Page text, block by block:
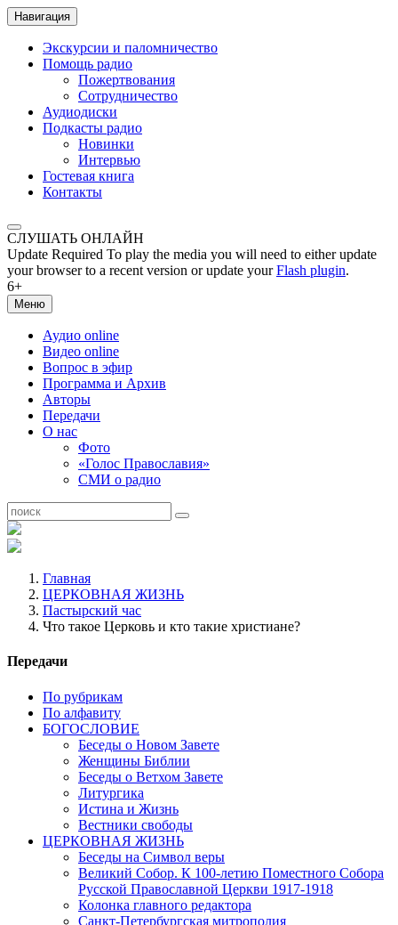
Навигация
Экскурсии и паломничество
Помощь радио
Пожертвования
Сотрудничество
Аудиодиски
Подкасты радио
Новинки
Интервью
Гостевая книга
Контакты
СЛУШАТЬ ОНЛАЙН
Update Required To play the media you will need to either update
your browser to a recent version or update yourFlash plugin.
6+
Меню
Аудио online
Видео online
Вопрос в эфир
Программа и Архив
Авторы
Передачи
О нас
Фото
«Голос Православия»
СМИ о радио
Главная
ЦЕРКОВНАЯ ЖИЗНЬ
Пастырский час
Что такое Церковь и кто такие христиане?
Передачи
По рубрикам
По алфавиту
БОГОСЛОВИЕ
Беседы о Новом Завете
Женщины Библии
Беседы о Ветхом Завете
Литургика
Истина и Жизнь
Вестники свободы
ЦЕРКОВНАЯ ЖИЗНЬ
Беседы на Символ веры
Великий Собор. К 100-летию Поместного Собора
Русской Православной Церкви 1917-1918
Колонка главного редактора
Санкт-Петербургская митрополия